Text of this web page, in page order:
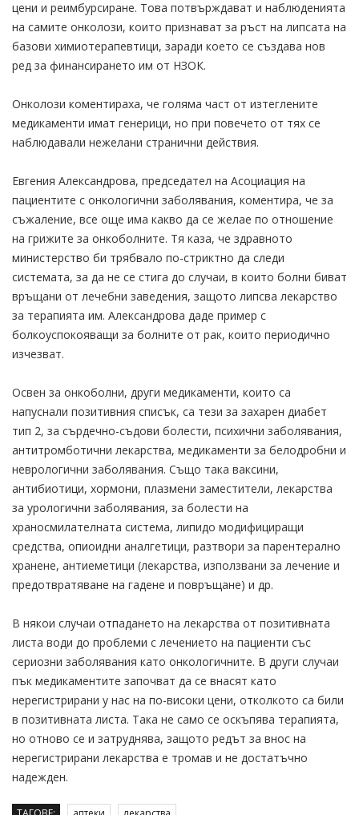
цени и реимбурсиране. Това потвърждават и наблюденията
на самите онколози, които признават за ръст на липсата на
базови химиотерапевтици, заради което се създава нов
ред за финансирането им от НЗОК.
Онколози коментираха, че голяма част от изтеглените
медикаменти имат генерици, но при повечето от тях се
наблюдавали нежелани странични действия.
Евгения Александрова, председател на Асоциация на
пациентите с онкологични заболявания, коментира, че за
съжаление, все още има какво да се желае по отношение
на грижите за онкоболните. Тя каза, че здравното
министерство би трябвало по-стриктно да следи
системата, за да не се стига до случаи, в които болни биват
връщани от лечебни заведения, защото липсва лекарство
за терапията им. Александрова даде пример с
болкоуспокояващи за болните от рак, които периодично
изчезват.
Освен за онкоболни, други медикаменти, които са
напуснали позитивния списък, са тези за захарен диабет
тип 2, за сърдечно-съдови болести, психични заболявания,
антитромботични лекарства, медикаменти за белодробни и
неврологични заболявания. Също така ваксини,
антибиотици, хормони, плазмени заместители, лекарства
за урологични заболявания, за болести на
храносмилателната система, липидо модифициращи
средства, опиоидни аналгетици, разтвори за парентерално
хранене, антиеметици (лекарства, използвани за лечение и
предотвратяване на гадене и повръщане) и др.
В някои случаи отпадането на лекарства от позитивната
листа води до проблеми с лечението на пациенти със
сериозни заболявания като онкологичните. В други случаи
пък медикаментите започват да се внасят като
нерегистрирани у нас на по-високи цени, отколкото са били
в позитивната листа. Така не само се оскъпява терапията,
но отново се и затруднява, защото редът за внос на
нерегистрирани лекарства е тромав и не достатъчно
надежден.